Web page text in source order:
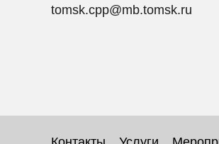
tomsk.cpp@mb.tomsk.ru